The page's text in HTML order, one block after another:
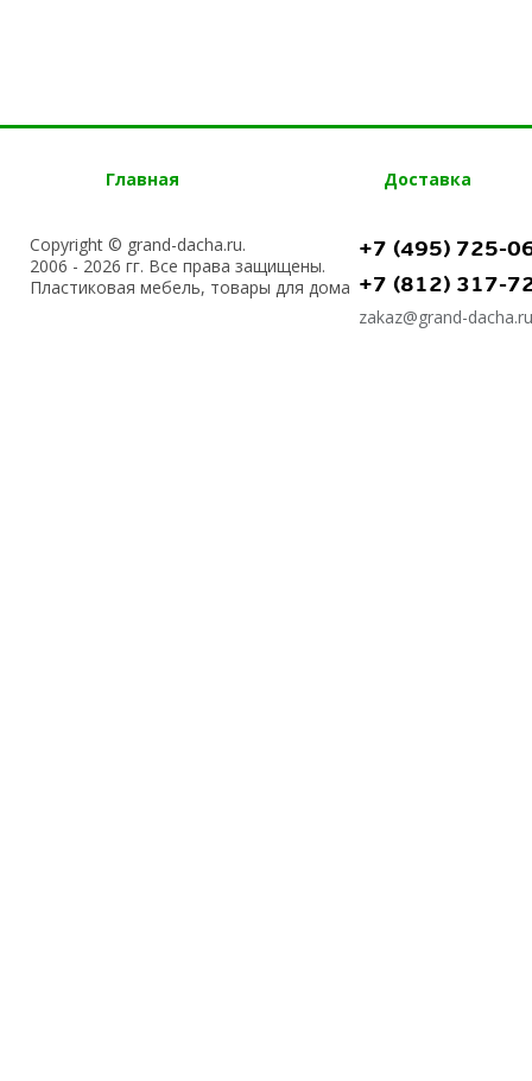
Главная Доставка
Copyright © grand-dacha.ru.
2006 - 2026 гг. Все права защищены.
Пластиковая мебель, товары для дома
+7 (495) 725-
+7 (812) 317-
zakaz@grand-dacha.ru